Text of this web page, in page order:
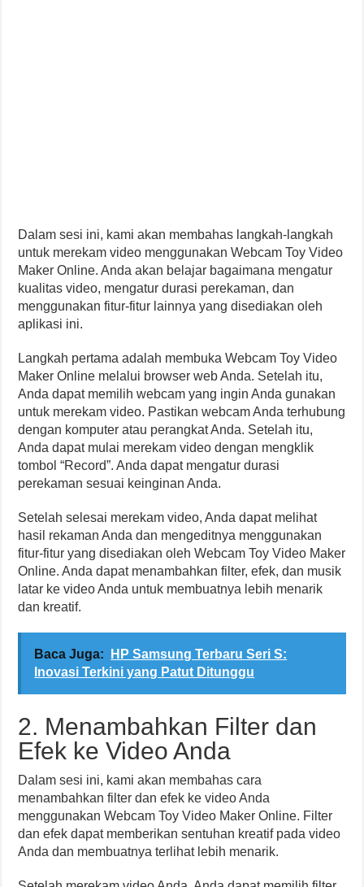
Dalam sesi ini, kami akan membahas langkah-langkah
untuk merekam video menggunakan Webcam Toy Video
Maker Online. Anda akan belajar bagaimana mengatur
kualitas video, mengatur durasi perekaman, dan
menggunakan fitur-fitur lainnya yang disediakan oleh
aplikasi ini.
Langkah pertama adalah membuka Webcam Toy Video
Maker Online melalui browser web Anda. Setelah itu,
Anda dapat memilih webcam yang ingin Anda gunakan
untuk merekam video. Pastikan webcam Anda terhubung
dengan komputer atau perangkat Anda. Setelah itu,
Anda dapat mulai merekam video dengan mengklik
tombol “Record”. Anda dapat mengatur durasi
perekaman sesuai keinginan Anda.
Setelah selesai merekam video, Anda dapat melihat
hasil rekaman Anda dan mengeditnya menggunakan
fitur-fitur yang disediakan oleh Webcam Toy Video Maker
Online. Anda dapat menambahkan filter, efek, dan musik
latar ke video Anda untuk membuatnya lebih menarik
dan kreatif.
Baca Juga:
HP Samsung Terbaru Seri S:
Inovasi Terkini yang Patut Ditunggu
2. Menambahkan Filter dan
Efek ke Video Anda
Dalam sesi ini, kami akan membahas cara
menambahkan filter dan efek ke video Anda
menggunakan Webcam Toy Video Maker Online. Filter
dan efek dapat memberikan sentuhan kreatif pada video
Anda dan membuatnya terlihat lebih menarik.